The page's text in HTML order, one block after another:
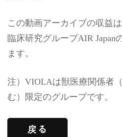
この動画アーカイブの収益
臨床研究グループAIR Japan
ます。
注）VIOLAは獣医療関係者
む）限定のグループです。
戻る